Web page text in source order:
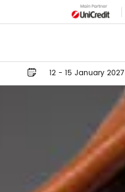
12 - 15 January 2027